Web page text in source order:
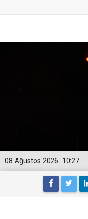
10:27
08 Ağustos 2026